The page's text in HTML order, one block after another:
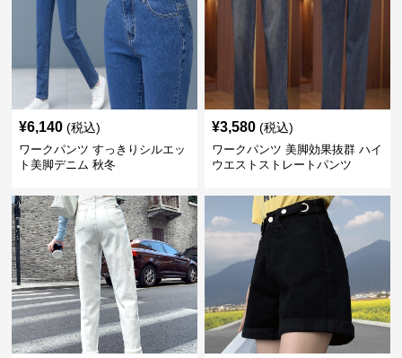
¥6,140 (税込)
ワークパンツ すっきりシルエッ
ト美脚デニム 秋冬
¥3,580 (税込)
ワークパンツ 美脚効果抜群 ハイ
ウエストストレートパンツ